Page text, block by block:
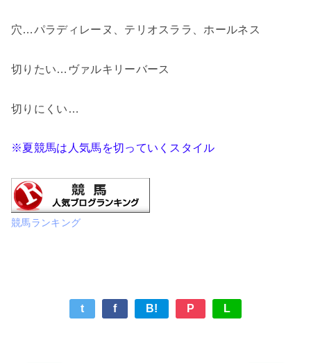
穴…パラディレーヌ、テリオスララ、ホールネス
切りたい… ヴァルキリーバース
切りにくい…
※夏競馬は人気馬を切っていくスタイル
競馬ランキング
t f B! P L